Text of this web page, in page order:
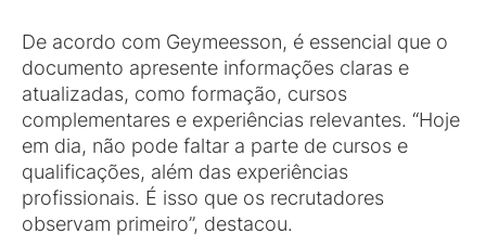
De acordo com Geymeesson, é essencial que o
documento apresente informações claras e
atualizadas, como formação, cursos
complementares e experiências relevantes. “Hoje
em dia, não pode faltar a parte de cursos e
qualificações, além das experiências
profissionais. É isso que os recrutadores
observam primeiro”, destacou.